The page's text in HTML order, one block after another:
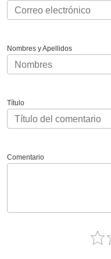
Nombres y Apellidos
Título
Comentario